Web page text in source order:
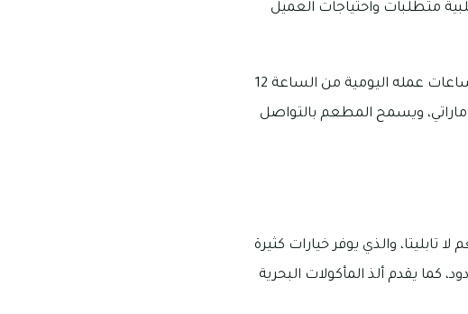
متطلبات واحتياجات العميل
يقع مطعم ليتل إيطالي في الطابق الأرضي من بناية الحباي بمنطقة الكرامة، وتبدأ ساعات عمله اليومية من الساعة 12
الليل، ويصل متوسط قيمة المدفوع به لفردين حتى 165 درهم إماراتي، ويسمح المطعم بالتواصل
والذي يوفر خيارات كثيرة
كما يقدم ألذ المأكولات البحرية